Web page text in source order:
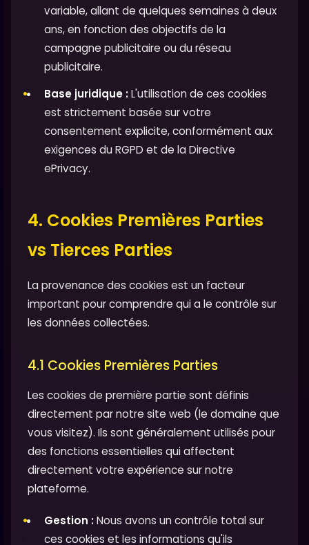
variable, allant de quelques semaines à deux
ans, en fonction des objectifs de la
campagne publicitaire ou du réseau
publicitaire.
Base juridique :L'utilisation de ces cookies
est strictement basée sur votre
consentement explicite, conformément aux
exigences du RGPD et de la Directive
ePrivacy.
4. Cookies Premières Parties
vs Tierces Parties
La provenance des cookies est un facteur
important pour comprendre qui a le contrôle sur
les données collectées.
4.1 Cookies Premières Parties
Les cookies de première partie sont définis
directement par notre site web (le domaine que
vous visitez). Ils sont généralement utilisés pour
des fonctions essentielles qui affectent
directement votre expérience sur notre
plateforme.
Gestion :Nous avons un contrôle total sur
ces cookies et les informations qu'ils